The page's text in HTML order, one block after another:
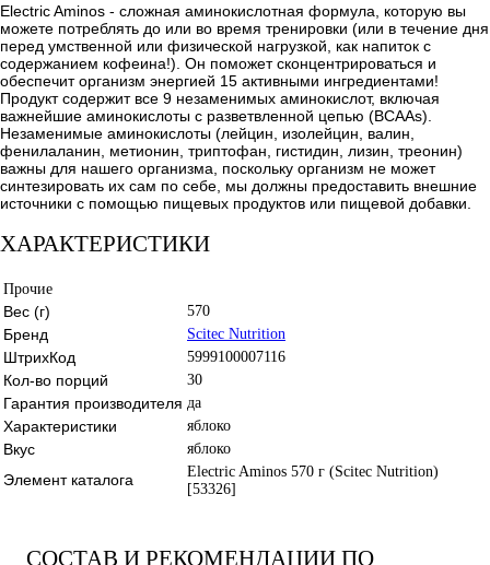
Electric Aminos - сложная аминокислотная формула, которую вы
можете потреблять до или во время тренировки (или в течение дня
перед умственной или физической нагрузкой, как напиток с
содержанием кофеина!). Он поможет сконцентрироваться и
обеспечит организм энергией 15 активными ингредиентами!
Продукт содержит все 9 незаменимых аминокислот, включая
важнейшие аминокислоты с разветвленной цепью (BCAAs).
Незаменимые аминокислоты (лейцин, изолейцин, валин,
фенилаланин, метионин, триптофан, гистидин, лизин, треонин)
важны для нашего организма, поскольку организм не может
синтезировать их сам по себе, мы должны предоставить внешние
источники с помощью пищевых продуктов или пищевой добавки.
ХАРАКТЕРИСТИКИ
Прочие
Вес (г) 570
Бренд Scitec Nutrition
ШтрихКод 5999100007116
Кол-во порций 30
Гарантия производителя да
Характеристики яблоко
Вкус яблоко
Элемент каталога
Electric Aminos 570 г (Scitec Nutrition)
[53326]
СОСТАВ И РЕКОМЕНДАЦИИ ПО